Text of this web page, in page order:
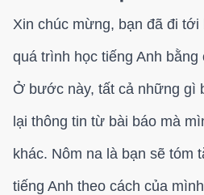
Xin chúc mừng, bạn đã đi
quá trình học tiếng Anh bằng
Ở bước này, tất cả những gì
lại thông tin từ bài báo mà
khác. Nôm na là bạn sẽ tóm
tiếng Anh theo cách của